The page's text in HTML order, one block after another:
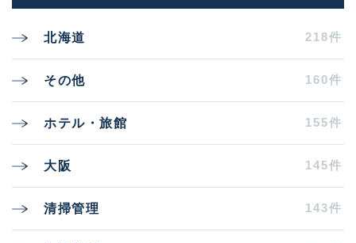
北海道 218件
その他 160件
ホテル・旅館 155件
大阪 145件
清掃管理 143件